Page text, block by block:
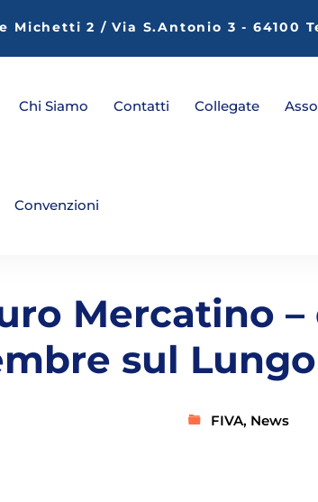
Michetti 2 / Via S.Antonio 3 - 64100
Chi Siamo Contatti Collegate
Convenzioni
Mercatino
sul
FIVA, News